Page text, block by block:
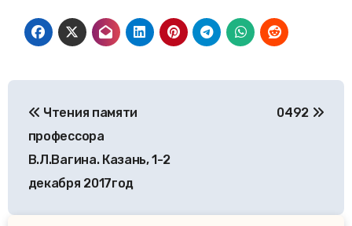
по
записям
Чтения памяти
профессора
В.Л.Вагина. Казань, 1-2
декабря 2017год
0492